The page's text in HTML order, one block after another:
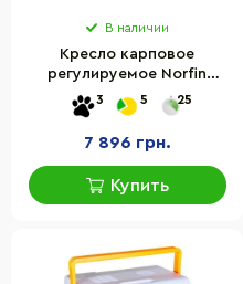
В наличии
Кресло карповое
регулируемое Norfin
LINCOLN NF-20606
3 5 25
7 896 грн.
Купить